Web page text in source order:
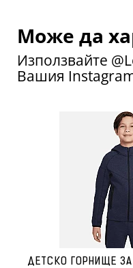
Може да
Използвайте
Вашия
ДЕТСКО ГОРНИЩЕ ЗА